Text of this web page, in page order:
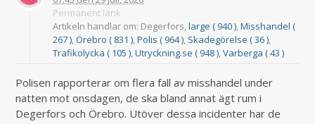
Permanent länk
Artikeln handlar om: Degerfors,large ( 940 ),Misshandel (
267 ),Örebro ( 831 ),Polis ( 964 ), Skadegörelse ( 36 ),
Trafikolycka ( 105 ),Utryckning.se ( 948 ),Varberga ( 43 )
Polisen rapporterar om flera fall av misshandel under
natten mot onsdagen, de ska bland annat ägt rum i
Degerfors och Örebro. Utöver dessa incidenter har de